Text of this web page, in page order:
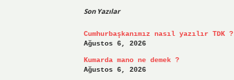
Son Yazılar
Cumhurbaşkanımız nasıl yazılır TDK ?
Ağustos 6, 2026
Kumarda mano ne demek ?
Ağustos 6, 2026